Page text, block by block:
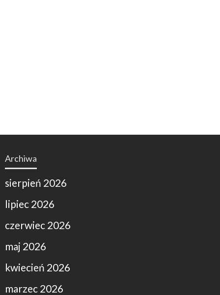
Archiwa
sierpień 2026
lipiec 2026
czerwiec 2026
maj 2026
kwiecień 2026
marzec 2026